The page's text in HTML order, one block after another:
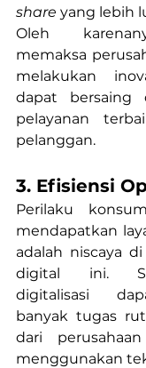
share yang lebih
Oleh
memaksa
melakukan
dapat bersaing
pelayanan
pelanggan.
3. Efisiensi
Perilaku
mendapatkan
adalah niscaya
digital ini.
digitalisasi
banyak tugas
dari
menggunakan